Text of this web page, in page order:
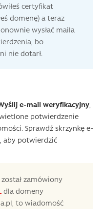
certyfikat
domenę) a teraz
wysłać maila
bo
nie dotarł.
e-mail weryfikacyjny,
potwierdzenie
Sprawdź skrzynkę e-
, aby potwierdzić
został zamówiony
dla domeny
to wiadomość